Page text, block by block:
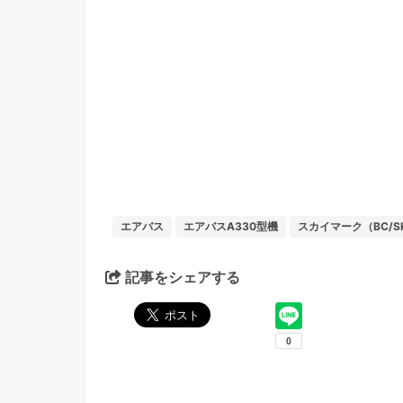
エアバス エアバスA330型機 スカイマーク（BC/
記事をシェアする